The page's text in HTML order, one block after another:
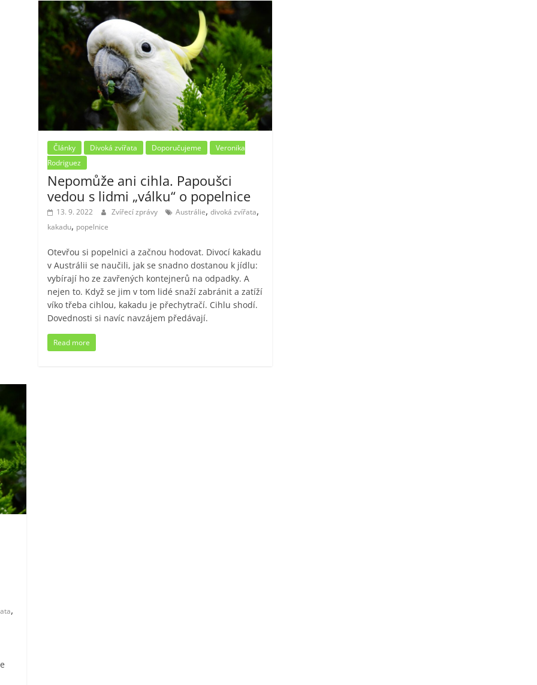
Články Divoká zvířata Doporučujeme
Veronika
Rodriguez
Nepomůže ani cihla. Papoušci
vedou s lidmi „válku“ o popelnice
13. 9. 2022 Zvířecí zprávy Austrálie,divoká zvířata,
kakadu, popelnice
Otevřou si popelnici a začnou hodovat. Divocí kakadu
v Austrálii se naučili, jak se snadno dostanou k jídlu:
vybírají ho ze zavřených kontejnerů na odpadky. A
nejen to. Když se jim v tom lidé snaží zabránit a zatíží
víko třeba cihlou, kakadu je přechytračí. Cihlu shodí.
Dovednosti si navíc navzájem předávají.
Read more
,